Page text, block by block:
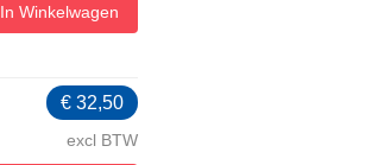
In Winkelwagen
€ 32,50
excl BTW